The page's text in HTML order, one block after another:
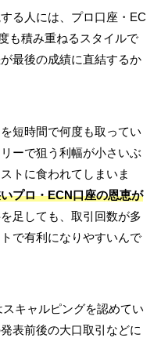
る人には、プロ口座・EC
も積み重ねるスタイルで
最後の成績に直結するか
短時間で何度も取ってい
ーで狙う利幅が小さいぶ
トに食われてしまいま
プロ・ECN口座の恩恵が
足しても、取引回数が多
で有利になりやすいんで
キャルピングを認めてい
表前後の大口取引などに